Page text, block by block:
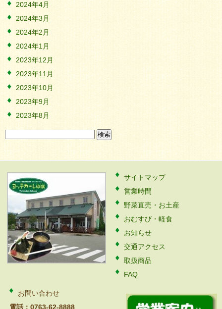
2024年4月
2024年3月
2024年2月
2024年1月
2023年12月
2023年11月
2023年10月
2023年9月
2023年8月
索:
サイトマップ
営業時間
野菜直売・お土産
おむすび・軽食
お知らせ
交通アクセス
取扱商品
FAQ
お問い合わせ
電話：0763-62-8888